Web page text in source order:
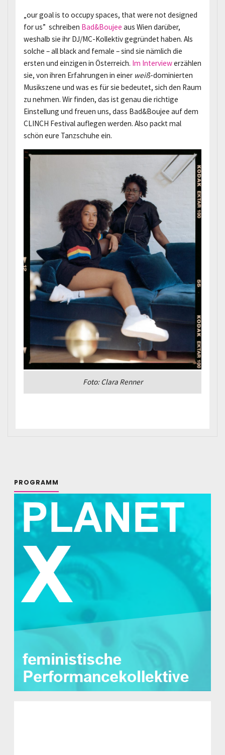
„our goal is to occupy spaces, that were not designed
for us” schreiben Bad&Boujee aus Wien darüber,
weshalb sie ihr DJ/MC-Kollektiv gegründet haben. Als
solche – all black and female – sind sie nämlich die
ersten und einzigen in Österreich. Im Interviewerzählen
sie, von ihren Erfahrungen in einer weiß-dominierten
Musikszene und was es für sie bedeutet, sich den Raum
zu nehmen. Wir finden, das ist genau die richtige
Einstellung und freuen uns, dass Bad&Boujee auf dem
CLINCH Festival auflegen werden. Also packt mal
schön eure Tanzschuhe ein.
Foto: Clara Renner
PROGRAMM
Planet X: Feministische
Performance-Kollektive